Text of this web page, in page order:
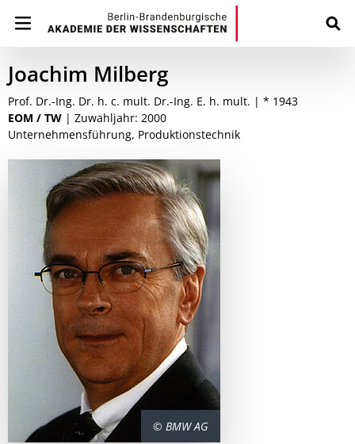
Joachim Milberg
Prof. Dr.-Ing. Dr. h. c. mult. Dr.-Ing. E. h. mult. | * 1943
EOM / TW | Zuwahljahr: 2000
Unternehmensführung, Produktionstechnik
© BMW AG